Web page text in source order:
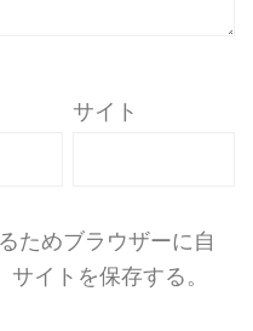
サイト
ためブラウザーに自
イトを保存する。